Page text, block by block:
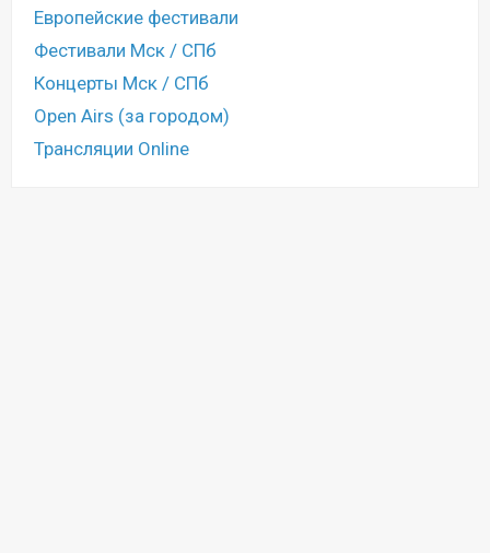
Европейские фестивали
Фестивали Мск / СПб
Концерты Мск / СПб
Open Airs (за городом)
Трансляции Online